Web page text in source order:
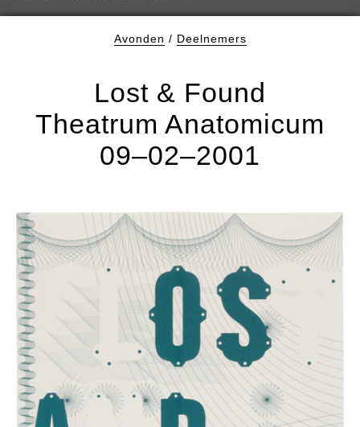
Avonden / Deelnemers
Lost & Found
Theatrum Anatomicum
09–02–2001